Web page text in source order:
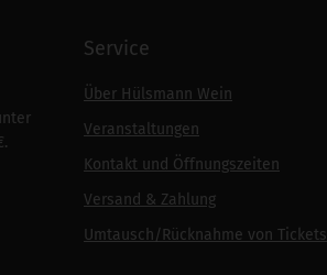
Service
Über Hülsmann Wein
Veranstaltungen
Kontakt und Öffnungszeiten
Versand & Zahlung
Umtausch/Rücknahme von Tickets